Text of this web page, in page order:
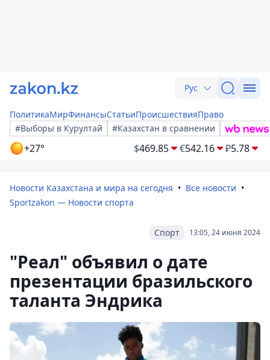
Рус
ПолитикаМирФинансыСтатьиПроисшествияПраво
#Выборы в Курултай
#Казахстан в сравнении
+27° $469.85 €542.16 ₽5.78
Новости Казахстана и мира на сегодня
Все новости
Sportzakon — Новости спорта
13:05, 24 июня 2024
Спорт
"Реал" объявил о дате
презентации бразильского
таланта Эндрика